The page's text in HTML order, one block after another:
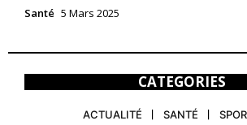
Santé 5 Mars 2025
CATEGORIES
ACTUALITÉ SANTÉ